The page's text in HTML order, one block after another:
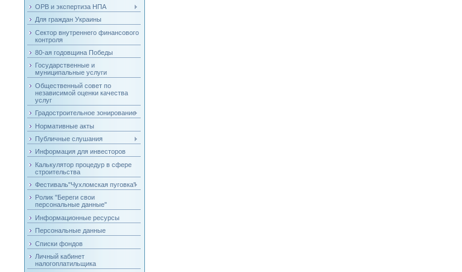
ОРВ и экспертиза НПА
Для граждан Украины
Сектор внутреннего финансового
контроля
80-ая годовщина Победы
Государственные и
муниципальные услуги
Общественный совет по
независимой оценки качества
услуг
Градостроительное зонирование
Нормативные акты
Публичные слушания
Информация для инвесторов
Калькулятор процедур в сфере
строительства
Фестиваль"Чухломская пуговка"
Ролик "Береги свои
персональные данные"
Информационные ресурсы
Персональные данные
Списки фондов
Личный кабинет
налогоплатильщика